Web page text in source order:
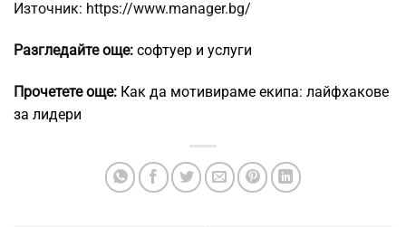
Източник: https://www.manager.bg/
Разгледайте още: софтуер и услуги
Прочетете още: Как да мотивираме екипа: лайфхакове
за лидери